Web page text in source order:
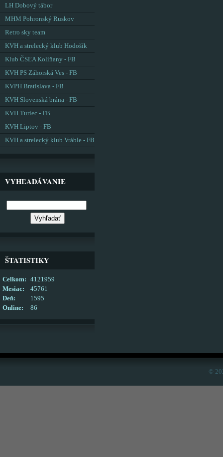
LH Dobový tábor
MHM Pohronský Ruskov
Retro sky team
KVH a strelecký klub Hodošík
Klub ČSĽA Kolíňany - FB
KVH PS Záhorská Ves - FB
KVPH Bratislava - FB
KVH Slovenská brána - FB
KVH Turiec - FB
KVH Liptov - FB
KVH a strelecký klub Vráble - FB
VYHĽADÁVANIE
ŠTATISTIKY
Online: 86
Celkom:
4121959
Mesiac:
45761
Deň:
1595
©